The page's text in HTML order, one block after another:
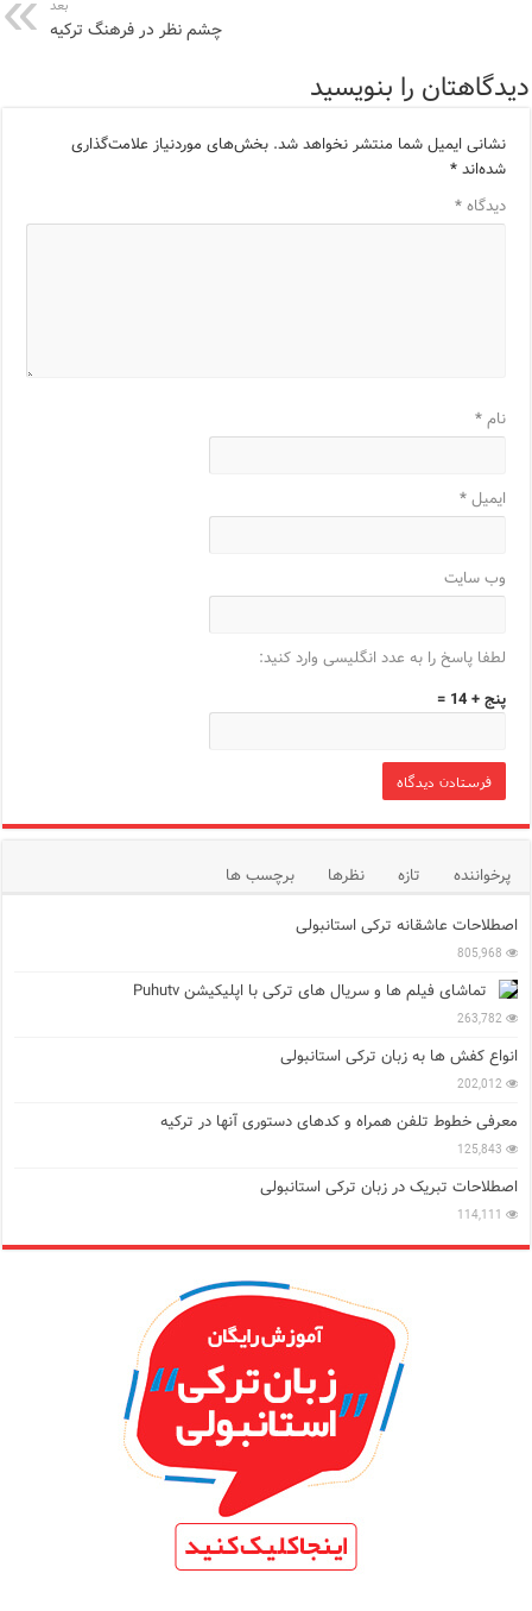
بعد
چشم نظر در فرهنگ ترکیه
دیدگاهتان را بنویسید
نشانی ایمیل شما منتشر نخواهد شد. بخش‌های موردنیاز علامت‌گذاری
شده‌اند*
دیدگاه*
نام*
ایمیل*
وب‌ سایت
لطفا پاسخ را به عدد انگلیسی وارد کنید:
پنج + 14 =
پرخواننده تازه نظرها
برچسب ها
اصطلاحات عاشقانه ترکی استانبولی
805,968
تماشای فیلم ها و سریال های ترکی با اپلیکیشن Puhutv
263,782
انواع کفش ها به زبان ترکی استانبولی
202,012
معرفی خطوط تلفن همراه و کدهای دستوری آنها در ترکیه
125,843
اصطلاحات تبریک در زبان ترکی استانبولی
114,111